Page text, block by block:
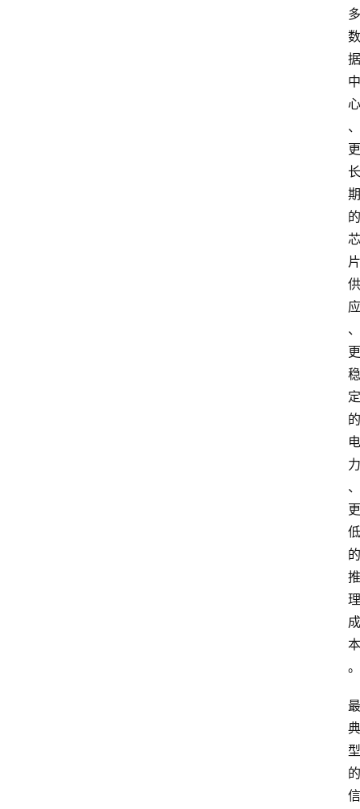
多
数
据
中
心
、
更
长
期
的
芯
片
供
应
、
更
稳
定
的
电
力
、
更
低
的
推
理
成
本
。
最
典
型
的
信